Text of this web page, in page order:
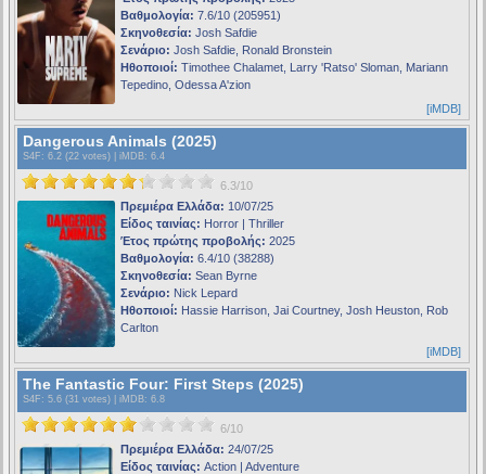
Βαθμολογία: 7.6/10 (205951)
Σκηνοθεσία: Josh Safdie
Σενάριο: Josh Safdie, Ronald Bronstein
Ηθοποιοί: Timothee Chalamet, Larry 'Ratso' Sloman, Mariann
Tepedino, Odessa A'zion
[iMDB]
Dangerous Animals (2025)
S4F : 6.2 (22 votes) | iMDB: 6.4
6.3/10
Πρεμιέρα Ελλάδα: 10/07/25
Είδος ταινίας: Horror | Thriller
Έτος πρώτης προβολής: 2025
Βαθμολογία: 6.4/10 (38288)
Σκηνοθεσία: Sean Byrne
Σενάριο: Nick Lepard
Ηθοποιοί: Hassie Harrison, Jai Courtney, Josh Heuston, Rob
Carlton
[iMDB]
The Fantastic Four: First Steps (2025)
S4F : 5.6 (31 votes) | iMDB: 6.8
6/10
Πρεμιέρα Ελλάδα: 24/07/25
Είδος ταινίας: Action | Adventure